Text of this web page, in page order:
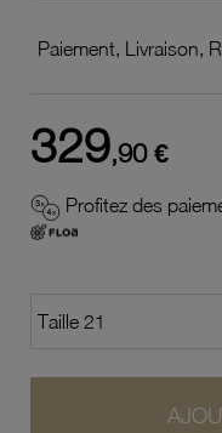
Paiement, Livraison,
329,90 €
Profitez des